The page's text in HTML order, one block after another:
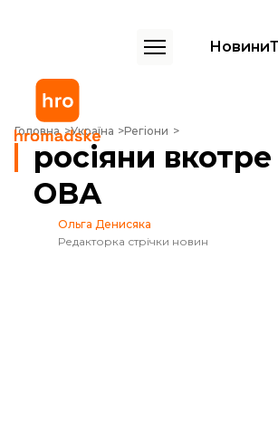
Новини
Головна Україна Регіони
росіяни вкотре вдарили по будівлі Сумської
росіяни
ОВА
Ольга Денисяка
Редакторка стрічки новин